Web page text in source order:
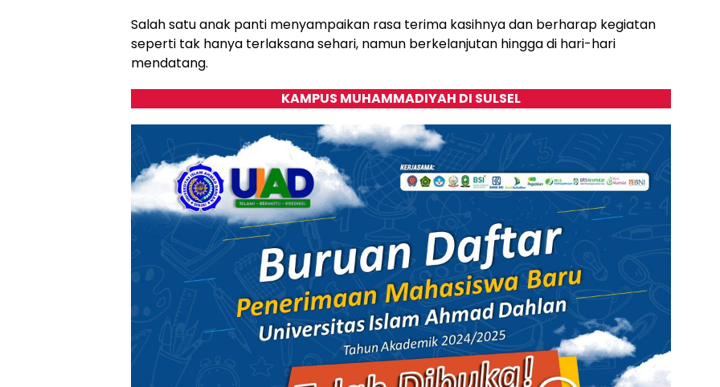
Salah satu anak panti menyampaikan rasa terima kasihnya dan berharap kegiatan
seperti tak hanya terlaksana sehari, namun berkelanjutan hingga di hari-hari
mendatang.
KAMPUS MUHAMMADIYAH DI SULSEL